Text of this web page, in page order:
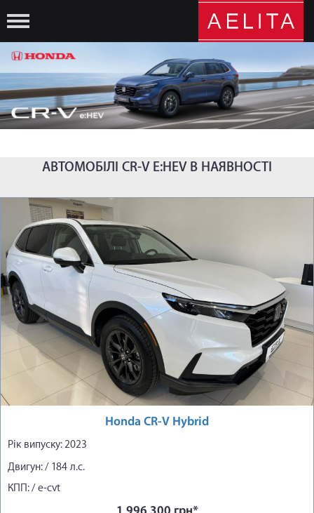
АВТОМОБІЛІ CR-V E:HEV В НАЯВНОСТІ
Honda CR-V Hybrid
Рік випуску: 2023
Двигун: / 184 л.с.
КПП: / e-cvt